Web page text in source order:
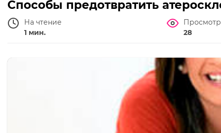
Способы предотвратить
На чтение
1 мин.
28